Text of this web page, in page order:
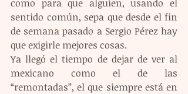
como para que alguien, usando el
sentido común, sepa que desde el fin
de semana pasado a Sergio Pérez hay
que exigirle mejores cosas.
Ya llegó el tiempo de dejar de ver al
mexicano como el de las
“remontadas”, el que siempre está en